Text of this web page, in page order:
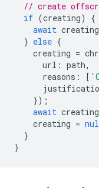
// create
if (creating)
{
await creating
} else {
creating =
url : path,
reasons : [
});
await creating
creating =
}
}